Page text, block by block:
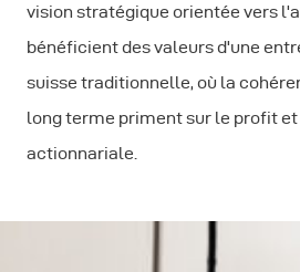
vision stratégique orientée vers
bénéficient des valeurs d'une
suisse traditionnelle, où la
long terme priment sur le profit
actionnariale.